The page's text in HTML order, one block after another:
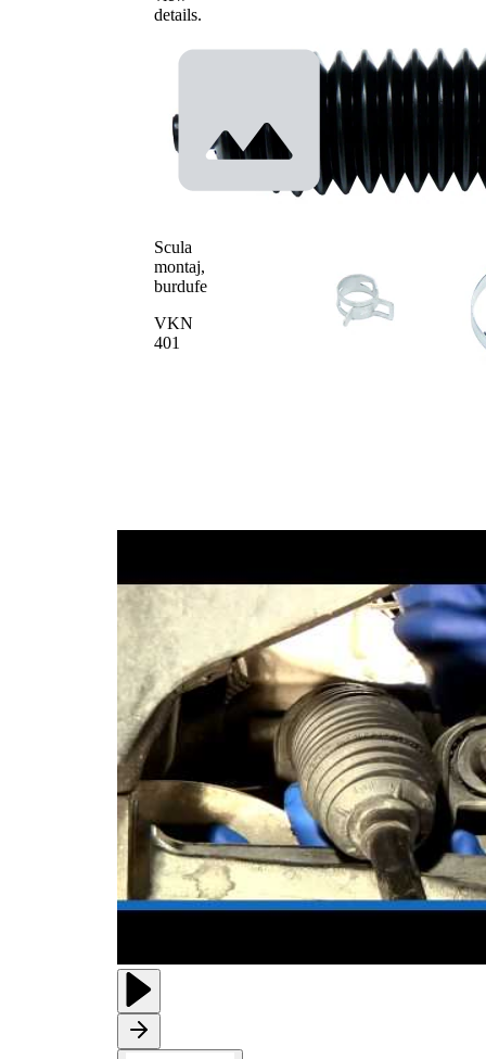
Diametru
interior 1
Diametru
details.
Scula
montaj,
burdufe
VKN
401